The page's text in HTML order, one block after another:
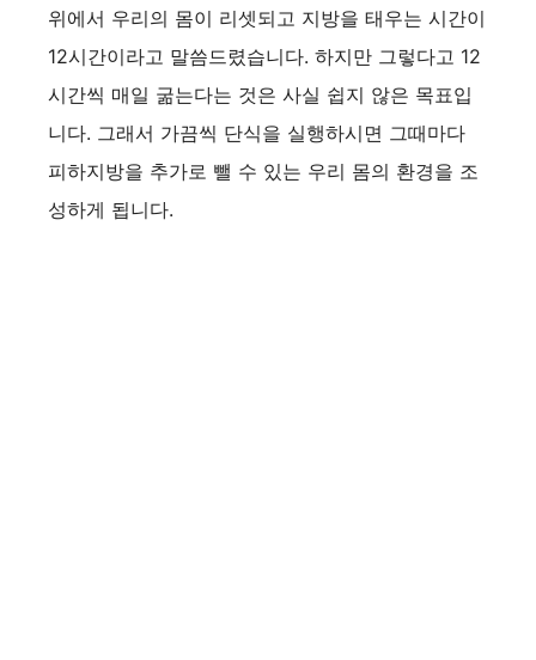
위에서 우리의 몸이 리셋되고 지방을 태우는 시간이
12시간이라고 말씀드렸습니다. 하지만 그렇다고 12
시간씩 매일 굶는다는 것은 사실 쉽지 않은 목표입
니다. 그래서 가끔씩 단식을 실행하시면 그때마다
피하지방을 추가로 뺄 수 있는 우리 몸의 환경을 조
성하게 됩니다.